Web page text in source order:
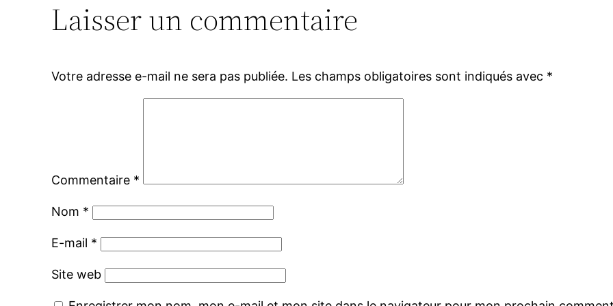
Laisser un commentaire
Votre adresse e-mail ne sera pas publiée. Les champs obligatoires sont indiqués avec *
Commentaire *
Nom *
E-mail *
Site web